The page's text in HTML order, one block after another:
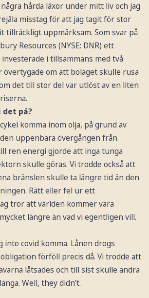
hårda läxor under mitt liv och jag
misstag för att jag tagit för stor
tillräckligt uppmärksam. Som svar på
Resources (NYSE: DNR) ett
i tillsammans med två
övertygade om att bolaget skulle rusa
det till stor del var utlöst av en liten
det på?
komma inom olja, på grund av
uppenbara övergången från
ren energi gjorde att inga tunga
skulle göras. Vi trodde också att
bränslen skulle ta längre tid än den
Rätt eller fel ur ett
tror att världen kommer vara
längre än vad vi egentligen vill.
inte covid komma. Lånen drogs
förföll precis då. Vi trodde att
låtsades och till sist skulle ändra
Well, they didn’t.